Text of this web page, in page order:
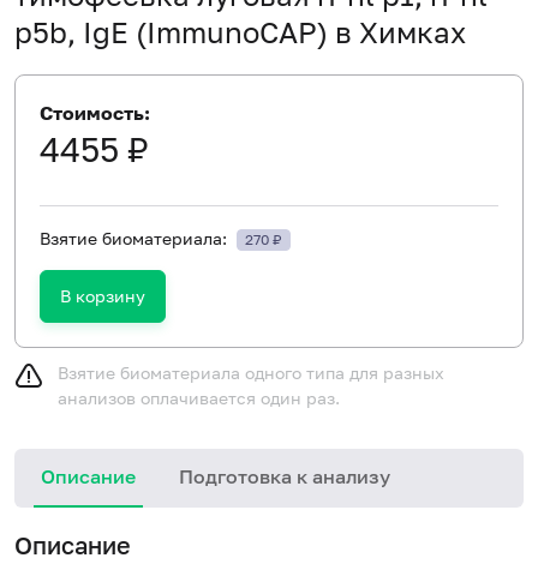
p5b, IgE (ImmunoCAP) в Химках
Стоимость:
4455 ₽
Взятие биоматериала: 270 ₽
В корзину
Взятие биоматериала одного типа для разных
анализов оплачивается один раз.
Описание Подготовка к анализу
Описание